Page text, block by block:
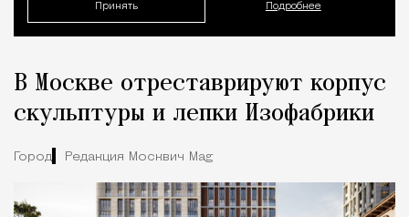
Принять Подробнее
В Москве отреставрируют корпус
скульптуры и лепки Изофабрики
Город Редакция Москвич Mag